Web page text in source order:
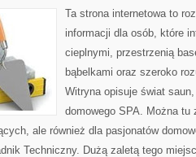
Ta strona internetowa to
informacji dla osób, które
cieplnymi, przestrzenią
bąbelkami oraz szeroko
Witryna opisuje świat
domowego SPA. Można tu
ale również dla pasjonatów
Techniczny. Dużą zaletą tego